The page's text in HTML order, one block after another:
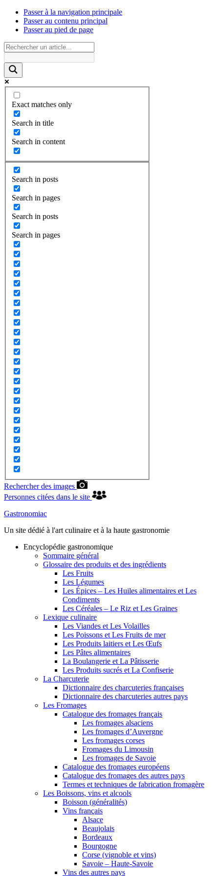
Passer à la navigation principale
Passer au contenu principal
Passer au pied de page
Exact matches only
Search in title
Search in content
Search in posts
Search in pages
Search in posts
Search in pages
Rechercher des images
Personnes citées dans le site
Gastronomiac
Un site dédié à l'art culinaire et à la haute gastronomie
Encyclopédie gastronomique
Sommaire général
Glossaire des produits et des ingrédients
Les Fruits
Les Légumes
Les Épices – Les Huiles alimentaires et Les
Condiments
Les Céréales – Le Riz et Les Graines
Lexique culinaire
Les Viandes et Les Volailles
Les Poissons et Les Fruits de mer
Les Produits laitiers et Les Œufs
Les Pâtes alimentaires
La Boulangerie et La Pâtisserie
Les Produits sucrés et La Confiserie
La Charcuterie
Dictionnaire des charcuteries françaises
Dictionnaire des charcuteries autres pays
Les Fromages
Catalogue des fromages français
Les fromages alsaciens
Les fromages d’Auvergne
Les fromages corses
Fromages du Limousin
Les fromages de Savoie
Catalogue des fromages européens
Catalogue des fromages des autres pays
Termes et techniques de fabrication fromagère
Les Boissons, vins et alcools
Boisson (généralités)
Vins français
Alsace
Beaujolais
Bordeaux
Bourgogne
Corse (vignoble et vins)
Savoie – Haute-Savoie
Vins des autres pays